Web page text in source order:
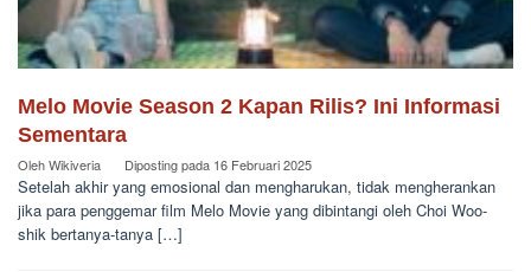
Melo Movie Season 2 Kapan Rilis? Ini Informasi
Sementara
OlehWikiveria Diposting pada 16 Februari 2025
Setelah akhir yang emosional dan mengharukan, tidak mengherankan
jika para penggemar film Melo Movie yang dibintangi oleh Choi Woo-
shik bertanya-tanya […]